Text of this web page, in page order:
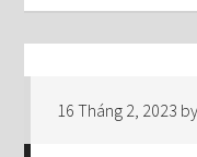
16 Tháng 2, 2023 by